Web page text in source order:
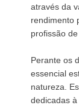
através da
rendimento
profissão
Perante os
essencial
natureza.
dedicadas